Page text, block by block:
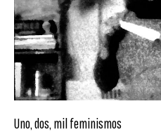
Uno, dos, mil feminismos